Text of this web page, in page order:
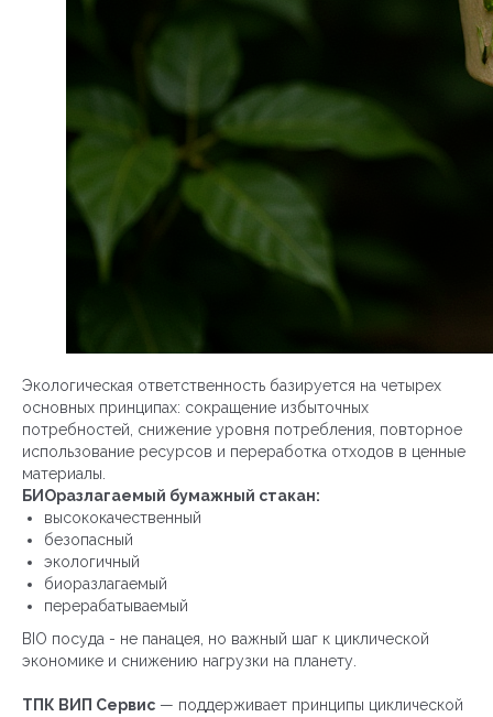
Экологическая ответственность базируется на четырех
основных принципах: сокращение избыточных
потребностей, снижение уровня потребления, повторное
использование ресурсов и переработка отходов в ценные
материалы.
БИОразлагаемый бумажный стакан:
высококачественный
безопасный
экологичный
биоразлагаемый
перерабатываемый
BIO посуда - не панацея, но важный шаг к циклической
экономике и снижению нагрузки на планету.
ТПК ВИП Сервис — поддерживает принципы циклической